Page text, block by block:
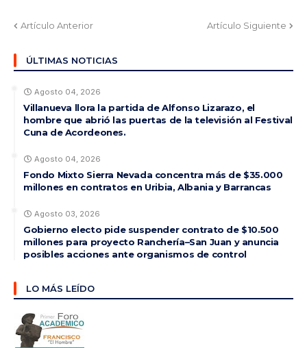
Artículo Anterior Artículo Siguiente
ÚLTIMAS NOTICIAS
Agosto 04, 2026
Villanueva llora la partida de Alfonso Lizarazo, el
hombre que abrió las puertas de la televisión al Festival
Cuna de Acordeones.
Agosto 04, 2026
Fondo Mixto Sierra Nevada concentra más de $35.000
millones en contratos en Uribia, Albania y Barrancas
Agosto 03, 2026
Gobierno electo pide suspender contrato de $10.500
millones para proyecto Ranchería–San Juan y anuncia
posibles acciones ante organismos de control
LO MÁS LEÍDO